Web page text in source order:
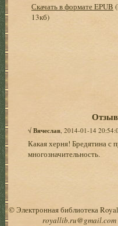
Скачать в формате EPUB
13кб)
√Вячеслав , 2014-01-14
Какая херня! Бредятина с
многозначительность.
© Электронная библиотека
royallib.ru@gmail.com